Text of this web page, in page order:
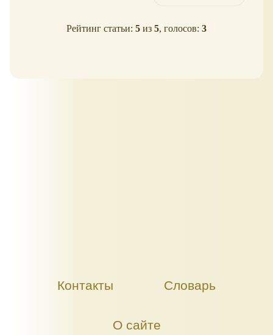
Рейтинг статьи: 5 из 5, голосов: 3
Контакты Словарь
О сайте